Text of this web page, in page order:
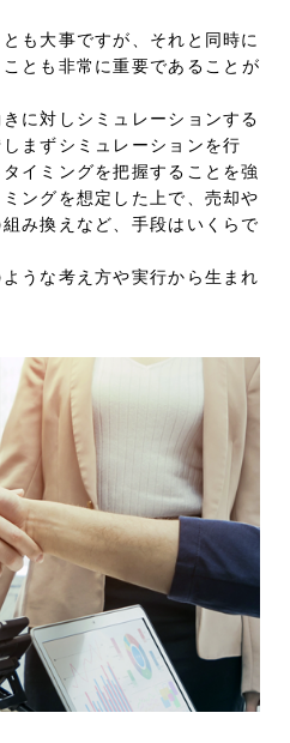
も大事ですが、それと同時に
とも非常に重要であることが
に対しシミュレーションする
まずシミュレーションを行
イミングを把握することを強
ングを想定した上で、売却や
み換えなど、手段はいくらで
うな考え方や実行から生まれ